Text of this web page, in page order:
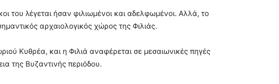
του λέγεται ήσαν φιλιωμένοι και αδελφωμένοι. Αλλά, το
αρχαιολογικός χώρος της Φιλιάς.
Κυθρέα, και η Φιλιά αναφέρεται σε μεσαιωνικές πηγές
της Βυζαντινής περιόδου.